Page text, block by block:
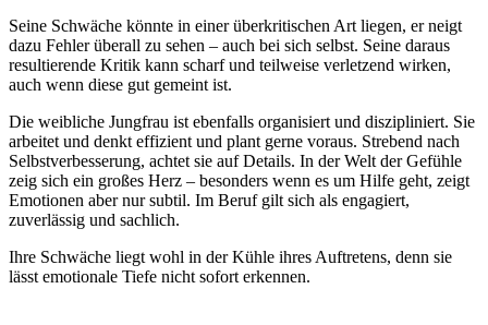
Seine Schwäche könnte in einer überkritischen Art liegen, er neigt
dazu Fehler überall zu sehen – auch bei sich selbst. Seine daraus
resultierende Kritik kann scharf und teilweise verletzend wirken,
auch wenn diese gut gemeint ist.
Die weibliche Jungfrau ist ebenfalls organisiert und diszipliniert. Sie
arbeitet und denkt effizient und plant gerne voraus. Strebend nach
Selbstverbesserung, achtet sie auf Details. In der Welt der Gefühle
zeig sich ein großes Herz – besonders wenn es um Hilfe geht, zeigt
Emotionen aber nur subtil. Im Beruf gilt sich als engagiert,
zuverlässig und sachlich.
Ihre Schwäche liegt wohl in der Kühle ihres Auftretens, denn sie
lässt emotionale Tiefe nicht sofort erkennen.